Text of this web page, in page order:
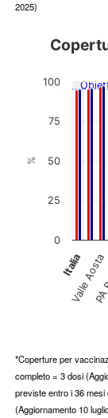
2025)
Bar chart with 2
coorte 2021
View as data
The chart has 1
%
Italia
Valle Aosta
0
25
50
75
100
End of interactive
*Coperture per
completo = 3 dosi
previste entro i 36
(Aggiornamento 10